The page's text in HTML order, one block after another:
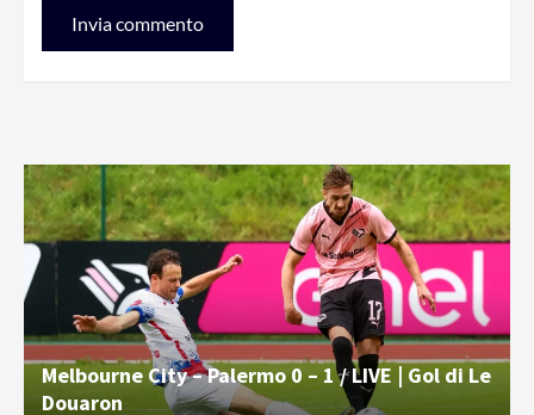
Melbourne City – Palermo 0 – 1 / LIVE | Gol di Le
Douaron